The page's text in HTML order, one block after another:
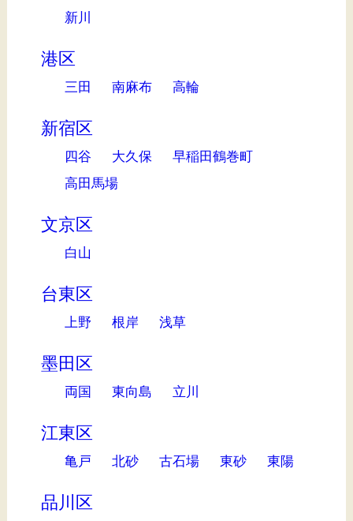
新川
港区
三田 南麻布 高輪
新宿区
四谷 大久保
早稲田鶴巻町
高田馬場
文京区
白山
台東区
上野 根岸 浅草
墨田区
両国 東向島 立川
江東区
亀戸 北砂 古石場 東砂 東陽
品川区